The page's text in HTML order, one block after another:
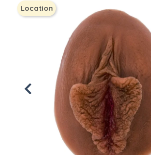
Location
Previous